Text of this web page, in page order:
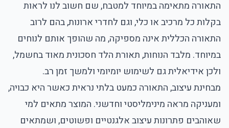
התאורה מתאימה במיוחד למטבח, שם חשוב לנו לראות
בקלות כל מרכיב או כלי, וגם לחדרי ארונות, בהם לרוב
התאורה הכללית אינה מספיקה, מה שהופך אותם לנוחים
במיוחד. מלבד הנוחות, תאורת הלד חסכונית מאוד בחשמל,
ולכן אידיאלית גם לשימוש יומיומי ולמשך זמן רב.
מבחינת עיצוב, התאורה כמעט בלתי נראית כאשר היא כבויה,
ומעניקה מראה מינימליסטי וחדשני. המוצר מתאים למי
שאוהבים פתרונות עיצוב אלגנטיים ופשוטים, ושמתאים